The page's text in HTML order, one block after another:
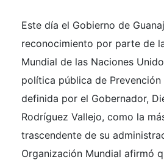
Este día el Gobierno de
reconocimiento por parte de
Mundial de las Naciones
política pública de Prevención
definida por el Gobernador,
Rodríguez Vallejo, como la
trascendente de su
Organización Mundial afirmó